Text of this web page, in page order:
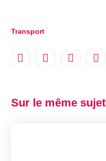
Transport
Sur le même sujet